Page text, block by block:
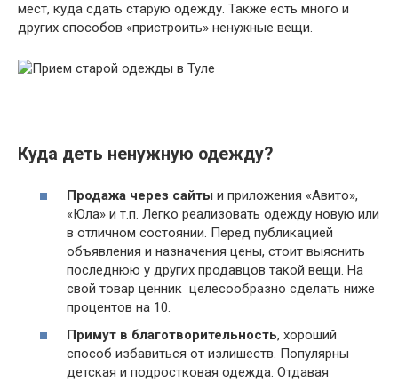
мест, куда сдать старую одежду. Также есть много и
других способов «пристроить» ненужные вещи.
Куда деть ненужную одежду?
Продажа через сайты и приложения «Авито»,
«Юла» и т.п. Легко реализовать одежду новую или
в отличном состоянии. Перед публикацией
объявления и назначения цены, стоит выяснить
последнюю у других продавцов такой вещи. На
свой товар ценник целесообразно сделать ниже
процентов на 10.
Примут в благотворительность, хороший
способ избавиться от излишеств. Популярны
детская и подростковая одежда. Отдавая